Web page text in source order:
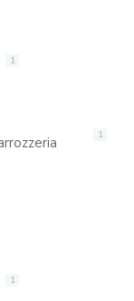
1
1
1